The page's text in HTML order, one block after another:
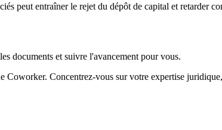
peut entraîner le rejet du dépôt de capital et retarder
documents et suivre l'avancement pour vous.
Concentrez-vous sur votre expertise